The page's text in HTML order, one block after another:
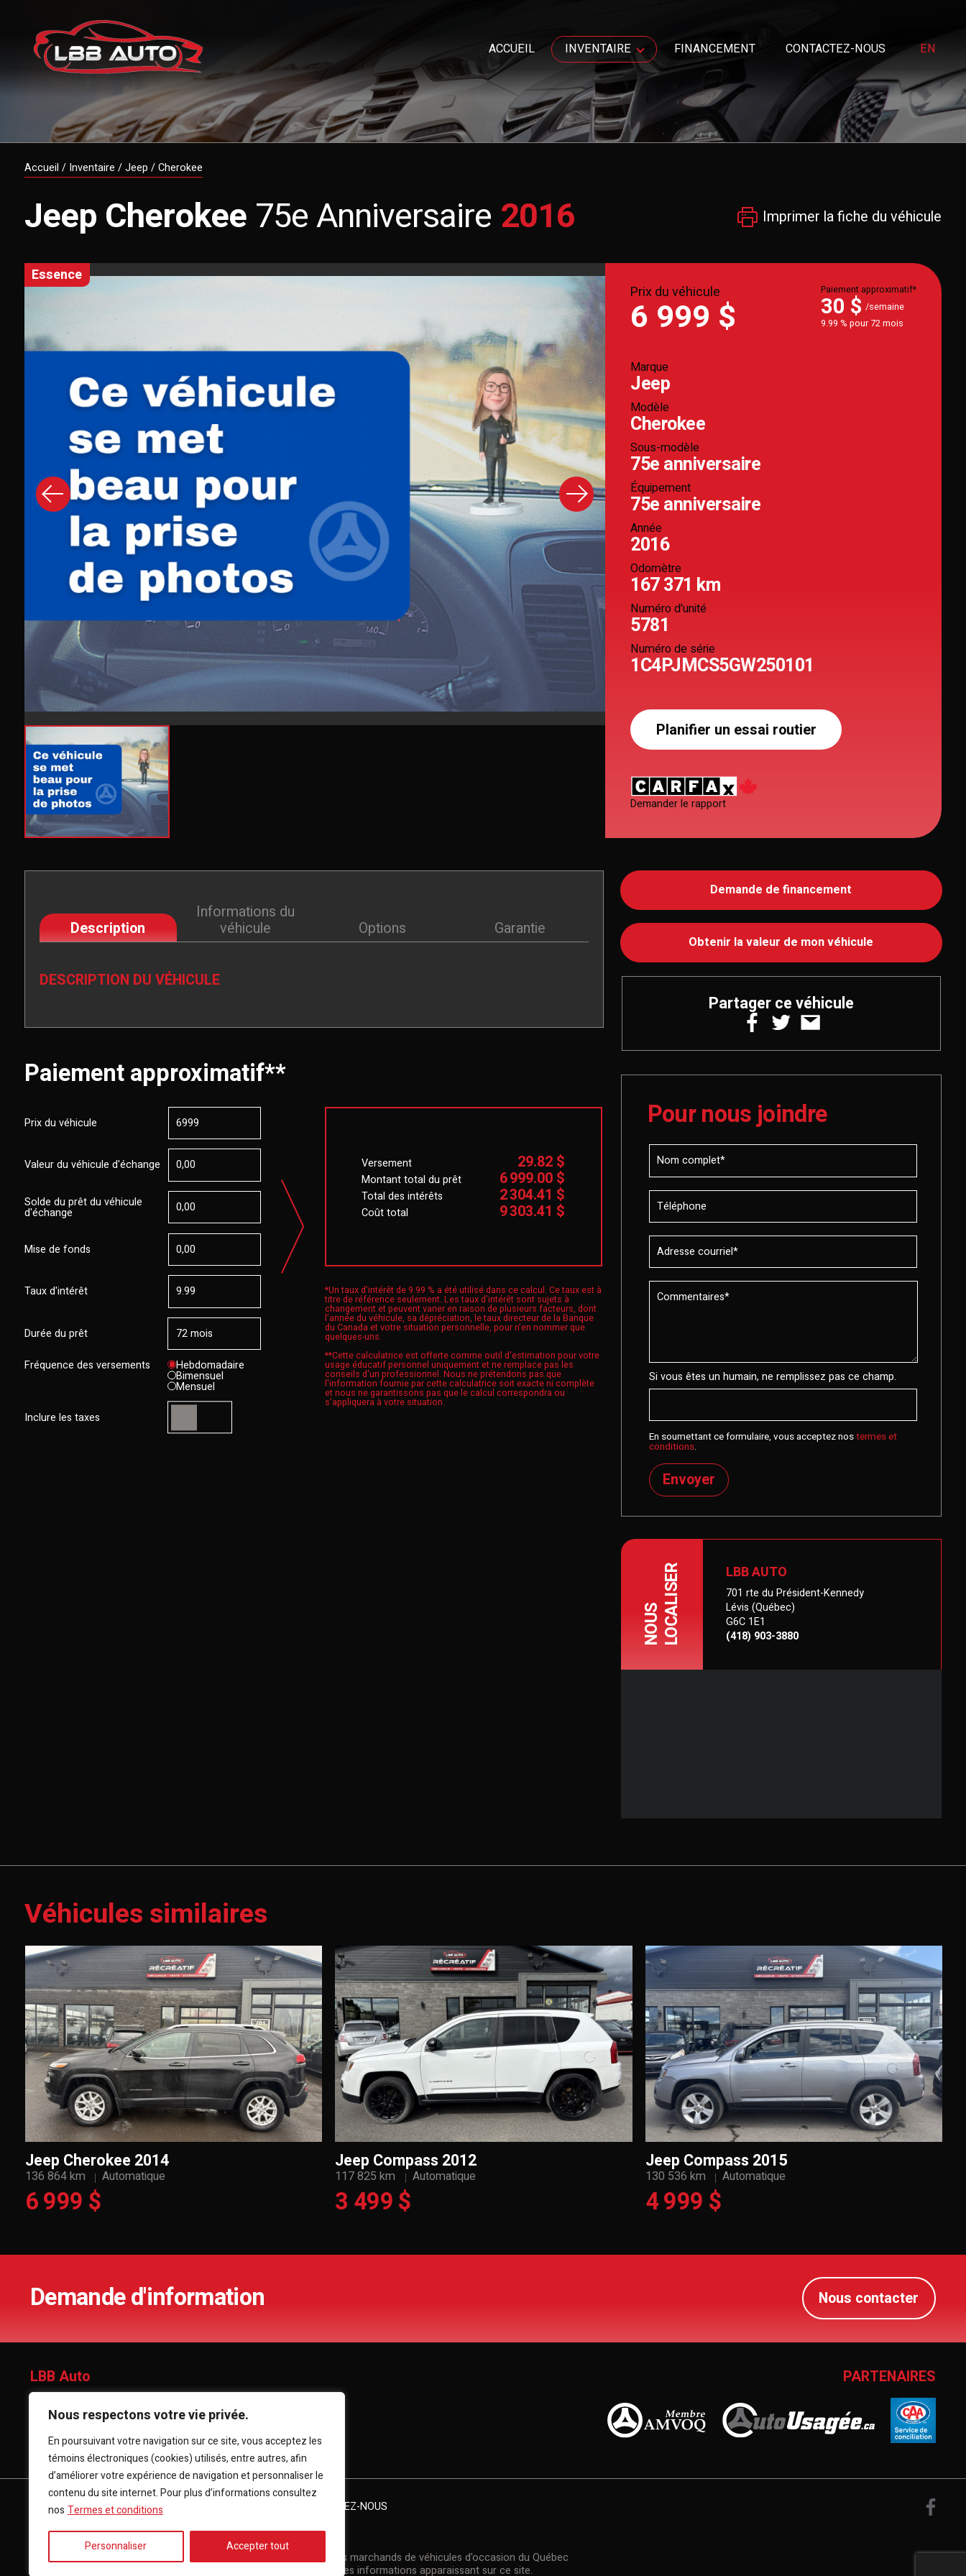
Nous respectons votre vie privée.
En poursuivant votre navigation sur ce site, vous acceptez les
témoins électroniques (cookies) utilisés, entre autres, afin
d’améliorer votre expérience de navigation et personnaliser le
contenu du site internet. Pour plus d’informations consultez
nos Termes et conditions
Personnaliser Accepter tout
ACCUEIL INVENTAIRE FINANCEMENT CONTACTEZ-NOUS EN
Accueil / Inventaire / Jeep / Cherokee
Jeep Cherokee 75e Anniversaire 2016 Imprimer la fiche du véhicule
essence
Prix du véhicule
6 999 $
Paiement approximatif*
30 $ /semaine
9.99 % pour 72 mois
Marque
Jeep
Modèle
Cherokee
Sous-modèle
75e anniversaire
Équipement
75e anniversaire
Année
2016
Odomètre
167 371 km
Numéro d'unité
5781
Numéro de série
1C4PJMCS5GW250101
Planifier un essai routier
Demander le rapport
Description
Informations du
véhicule Options Garantie
DESCRIPTION DU VÉHICULE
Paiement approximatif**
Prix du véhicule
Valeur du véhicule d'échange
Solde du prêt du véhicule
d'échange
Mise de fonds
Taux d'intérêt
Durée du prêt
Fréquence des versements Hebdomadaire
Bimensuel
Mensuel
Inclure les taxes
Versement 29.82 $
Montant total du prêt 6 999.00 $
Total des intérêts 2 304.41 $
Coût total 9 303.41 $
*Un taux d’intérêt de 9.99 % a été utilisé dans ce calcul. Ce taux est à
titre de référence seulement. Les taux d’intérêt sont sujets à
changement et peuvent varier en raison de plusieurs facteurs, dont
l’année du véhicule, sa dépréciation, le taux directeur de la Banque
du Canada et votre situation personnelle, pour n’en nommer que
quelques-uns.
**Cette calculatrice est offerte comme outil d'estimation pour votre
usage éducatif personnel uniquement et ne remplace pas les
conseils d'un professionnel. Nous ne prétendons pas que
l'information fournie par cette calculatrice soit exacte ni complète
et nous ne garantissons pas que le calcul correspondra ou
s’appliquera à votre situation.
Demande de financement
Obtenir la valeur de mon véhicule
Partager ce véhicule
Pour nous joindre
Si vous êtes un humain, ne remplissez pas ce champ.
En soumettant ce formulaire, vous acceptez nostermes et
conditions.
Envoyer
NOUSLOCALISER LBB AUTO
701 rte du Président-Kennedy
Lévis (Québec)
G6C 1E1
(418) 903-3880
Véhicules similaires
Jeep Cherokee 2014
136 864 km Automatique
6 999 $
Jeep Compass 2012
117 825 km Automatique
3 499 $
Jeep Compass 2015
130 536 km Automatique
4 999 $
Demande d'information Nous contacter
LBB Auto
701 rte du Président-Kennedy, Lévis (Québec), G6C 1E1
(418) 903-3880
PARTENAIRES
ACCUEIL INVENTAIRE CONTACTEZ-NOUS
Termes et conditions| © Tous droits réservés 2026
Association des marchands de véhicules d'occasion du Québec
AMVOQ ne se tient pas responsable du contenu, de la publicité et des informations apparaissant sur ce site.